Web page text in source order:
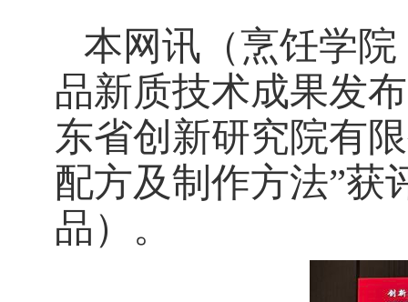
本网讯 （烹饪学院
品新质技术成果发
东省创新研究院有
配方及制作方法”获
品）。